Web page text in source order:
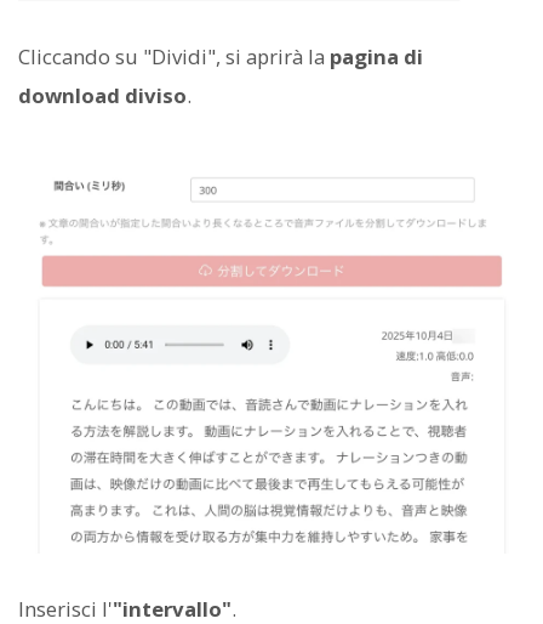
Cliccando su "Dividi", si aprirà la pagina di
download diviso.
Inserisci l'"intervallo".